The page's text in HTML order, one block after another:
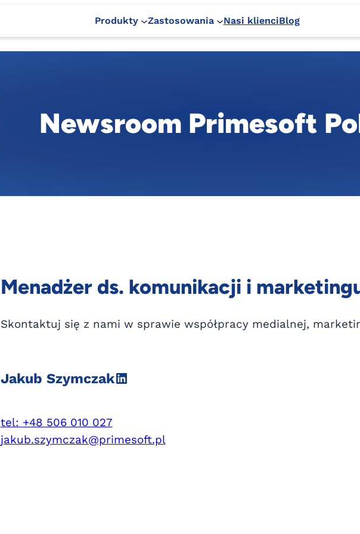
Produkty Zastosowania Nasi klienciBlog
Newsroom Primesoft
Menadżer ds. komunikacji i
Skontaktuj się z nami w sprawie współpracy medialnej,
Jakub SzymczakLinkedIn
tel: +48 506 010 027
jakub.szymczak@primesoft.pl